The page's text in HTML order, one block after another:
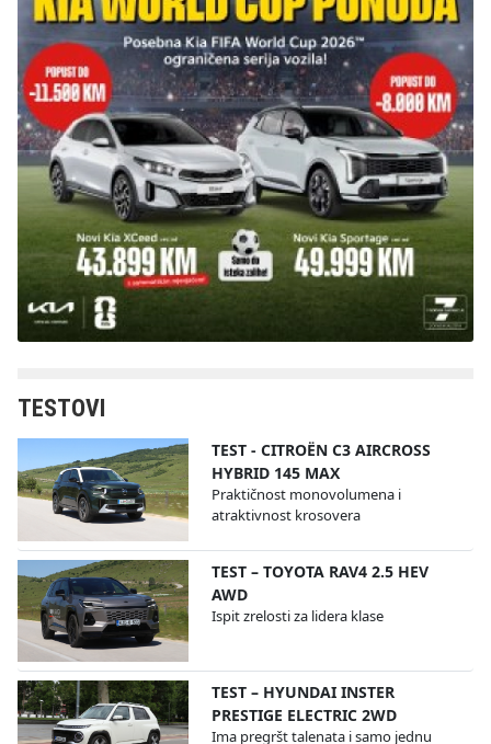
TESTOVI
TEST - CITROËN C3 AIRCROSS
HYBRID 145 MAX
Praktičnost monovolumena i
atraktivnost krosovera
TEST – TOYOTA RAV4 2.5 HEV
AWD
Ispit zrelosti za lidera klase
TEST – HYUNDAI INSTER
PRESTIGE ELECTRIC 2WD
Ima pregršt talenata i samo jednu